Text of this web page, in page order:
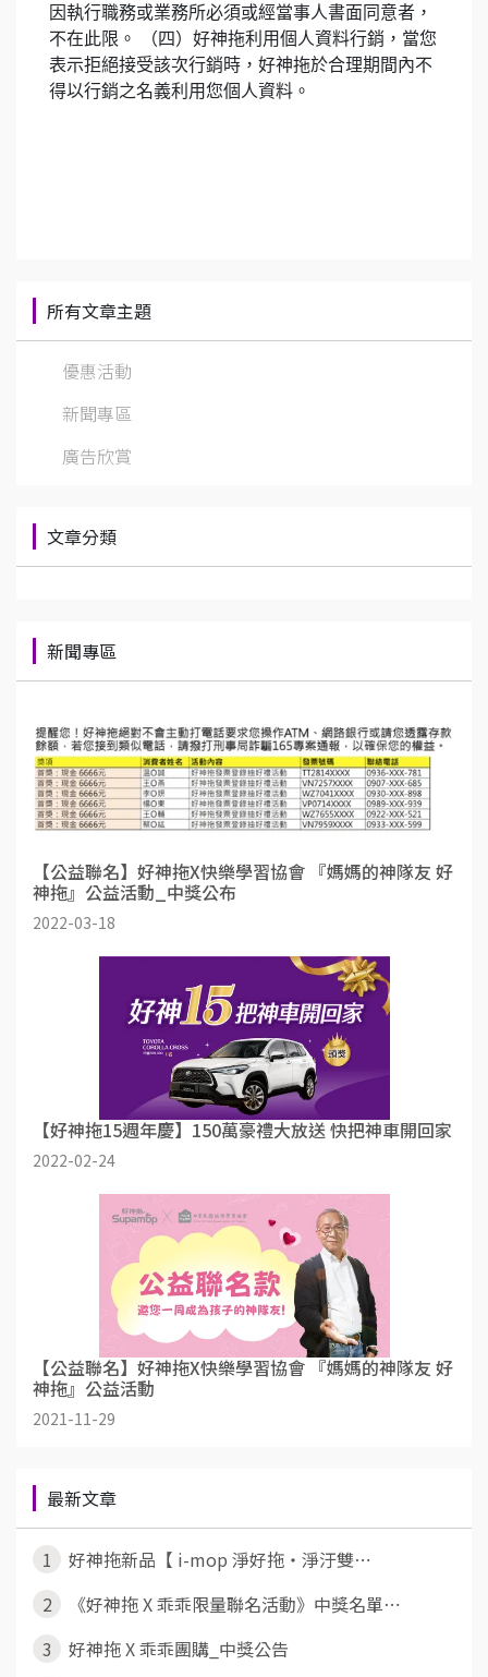
因執行職務或業務所必須或經當事人書面同意者，
不在此限。 （四）好神拖利用個人資料行銷，當您
表示拒絕接受該次行銷時，好神拖於合理期間內不
得以行銷之名義利用您個人資料。
所有文章主題
優惠活動
新聞專區
廣告欣賞
文章分類
新聞專區
【公益聯名】好神拖X快樂學習協會 『媽媽的神隊友 好
神拖』公益活動_中獎公布
2022-03-18
【好神拖15週年慶】150萬豪禮大放送 快把神車開回家
2022-02-24
【公益聯名】好神拖X快樂學習協會 『媽媽的神隊友 好
神拖』公益活動
2021-11-29
最新文章
1
好神拖新品【 i-mop 淨好拖・淨汙雙⋯
2
《好神拖 X 乖乖限量聯名活動》中獎名單⋯
3
好神拖 X 乖乖團購_中獎公告